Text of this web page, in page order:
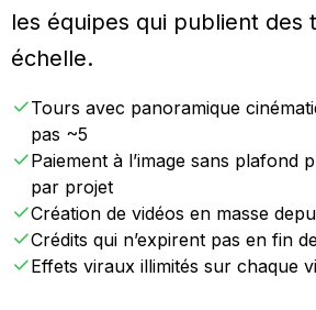
les équipes qui publient des
échelle.
Tours avec panoramique
pas ~5
Paiement à l’image sans plafond
par projet
Création de vidéos en masse
Crédits qui n’expirent pas en fin
Effets viraux illimités sur chaque